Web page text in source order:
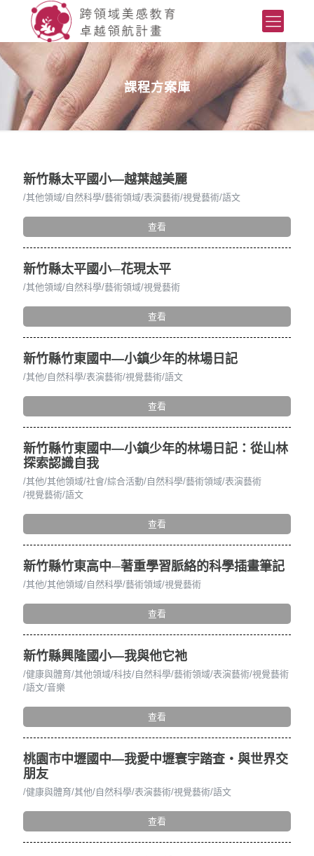
課程方案庫
新竹縣太平國小—越葉越美麗
其他領域 自然科學 藝術領域 表演藝術 視覺藝術 語文
查看
新竹縣太平國小─花現太平
其他領域 自然科學 藝術領域 視覺藝術
查看
新竹縣竹東國中—小鎮少年的林場日記
其他 自然科學 表演藝術 視覺藝術 語文
查看
新竹縣竹東國中—小鎮少年的林場日記：從山林
探索認識自我
其他 其他領域 社會 綜合活動 自然科學 藝術領域 表演藝術
視覺藝術 語文
查看
新竹縣竹東高中─著重學習脈絡的科學插畫筆記
其他 其他領域 自然科學 藝術領域 視覺藝術
查看
新竹縣興隆國小—我與他它祂
健康與體育 其他領域 科技 自然科學 藝術領域 表演藝術 視覺藝術
語文 音樂
查看
桃園市中壢國中—我愛中壢寰宇踏查・與世界交
朋友
健康與體育 其他 自然科學 表演藝術 視覺藝術 語文
查看